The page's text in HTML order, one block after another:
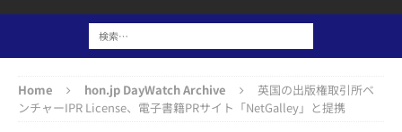
Home hon.jp DayWatch Archive
英国の出版権取引所ベ
ンチャーIPR License、電子書籍PRサイト「NetGalley」と提携